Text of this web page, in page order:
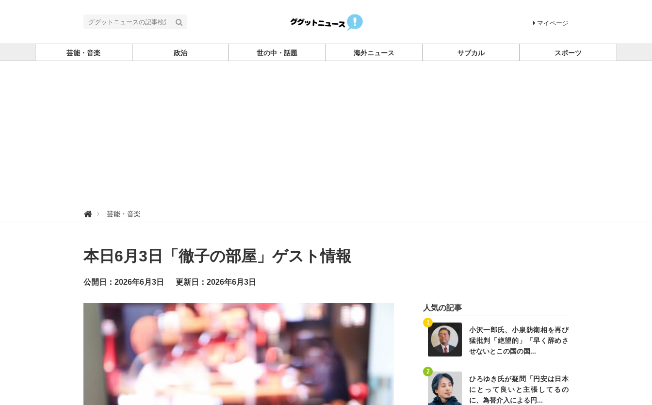
マイページ
芸能・音楽 政治 世の中・話題 海外ニュース サブカル スポーツ
グ
ュ
ー
ス
芸能・音楽
本日6月3日「徹子の部屋」ゲスト情報
公開日：2026年6月3日 更新日：2026年6月3日
人気の記事
小沢一郎氏、小泉防衛相を再び
猛批判「絶望的」「早く辞めさ
せないとこの国の国...
1
ひろゆき氏が疑問「円安は日本
にとって良いと主張してるの
に、為替介入による円...
2